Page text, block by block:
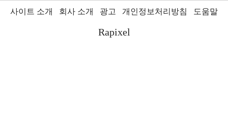
사이트 소개 회사 소개 광고 개인정보처리방침 도움말
Rapixel